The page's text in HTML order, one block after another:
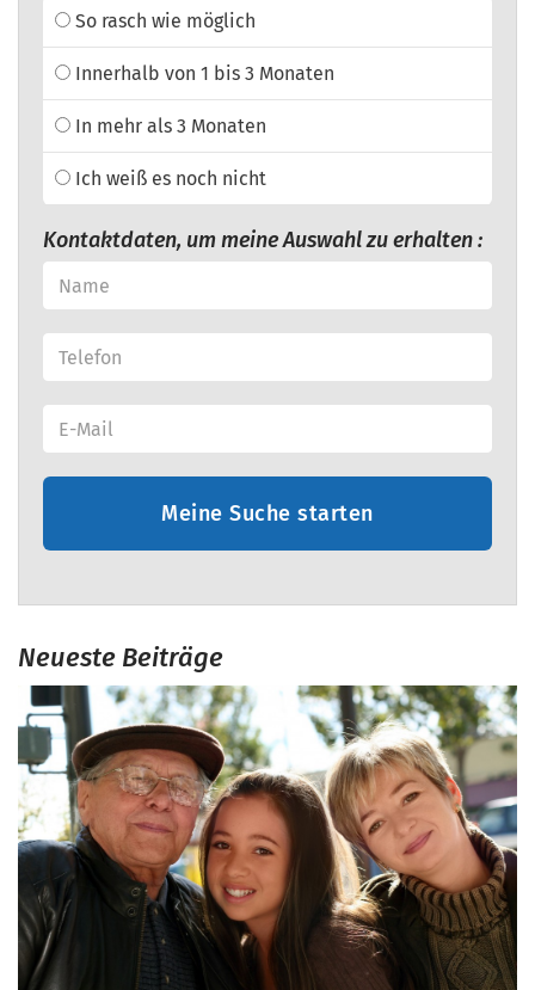
So rasch wie möglich
Innerhalb von 1 bis 3 Monaten
In mehr als 3 Monaten
Ich weiß es noch nicht
Kontaktdaten, um meine Auswahl zu erhalten :
Meine Suche starten
Neueste Beiträge